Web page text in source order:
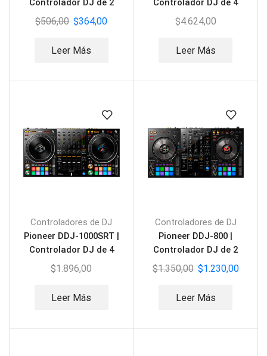
Controlador DJ de 2
canales
$506,00 $364,00
Leer Más
Controlador DJ de 4
canales
$4.624,00
Leer Más
Controladores de DJ
Pioneer DDJ-1000SRT |
Controlador DJ de 4
canales
$1.896,00
Leer Más
Controladores de DJ
Pioneer DDJ-800 |
Controlador DJ de 2
canales
$1.350,00 $1.230,00
Leer Más